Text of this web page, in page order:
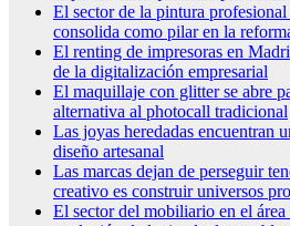
El sector de la pintura
consolida como pilar en la
El renting de impresoras en
de la digitalización empresarial
El maquillaje con glitter se abre
alternativa al photocall tradicional
Las joyas heredadas encuentran
diseño artesanal
Las marcas dejan de perseguir
creativo es construir universos
El sector del mobiliario en el